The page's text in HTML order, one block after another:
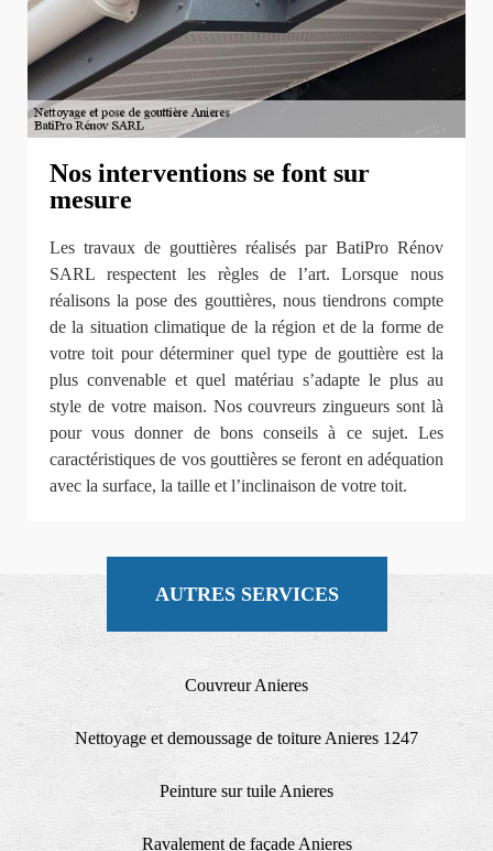
Nos interventions se font sur
mesure
Les travaux de gouttières réalisés par BatiPro Rénov
SARL respectent les règles de l’art. Lorsque nous
réalisons la pose des gouttières, nous tiendrons compte
de la situation climatique de la région et de la forme de
votre toit pour déterminer quel type de gouttière est la
plus convenable et quel matériau s’adapte le plus au
style de votre maison. Nos couvreurs zingueurs sont là
pour vous donner de bons conseils à ce sujet. Les
caractéristiques de vos gouttières se feront en adéquation
avec la surface, la taille et l’inclinaison de votre toit.
AUTRES SERVICES
Couvreur Anieres
Nettoyage et demoussage de toiture Anieres 1247
Peinture sur tuile Anieres
Ravalement de façade Anieres